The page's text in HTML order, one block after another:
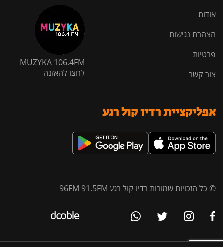
אודות
הצהרת נגישות
פרטיות
צור קשר
MUZYKA 106.4FM
לחצו להאזנה
אפליקציית רדיו קול רגע
© כל הזכויות שמורות רדיו קול רגע 96FM 91.5FM